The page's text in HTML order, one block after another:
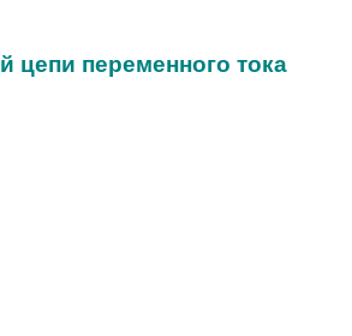
цепи переменного тока